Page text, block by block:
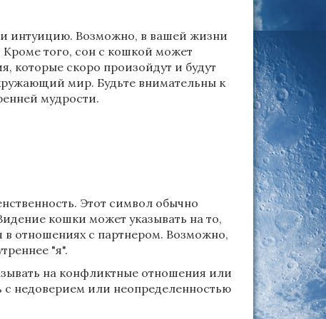
интуицию. Возможно, в вашей жизни
Кроме того, сон с кошкой может
которые скоро произойдут и будут
мир. Будьте внимательны к
мудрости.
Этот символ обычно
кошки может указывать на то,
в отношениях с партнером. Возможно,
"я".
на конфликтные отношения или
недоверием или неопределенностью